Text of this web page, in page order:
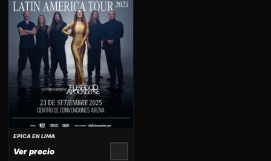
EPICA EN LIMA
Ver precio